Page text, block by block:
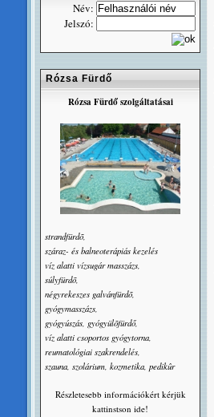
Név:
Jelszó:
Rózsa Fürdő
Rózsa Fürdő szolgáltatásai
strandfürdõ,
száraz- és balneoterápiás kezelés
víz alatti vízsugár masszázs,
súlyfürdõ,
négyrekeszes galvánfürdõ,
gyógymasszázs,
gyógyúszás, gyógyülõfürdő,
víz alatti csoportos gyógytorna,
reumatológiai szakrendelés,
szauna, szolárium, kozmetika, pedikûr
Részletesebb információkért kérjük
kattinstson ide!